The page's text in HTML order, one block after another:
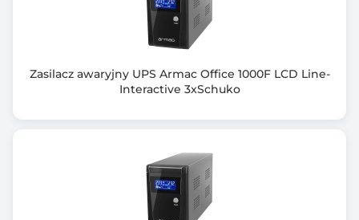
Kabel IEC x2 Kabel USB Kabel zasilający
Tak
Kształt napięcia wyjściowego
Interfejs komunikacyjny
Zasilacz awaryjny UPS Armac Office 1000F LCD Line-
Interactive 3xSchuko